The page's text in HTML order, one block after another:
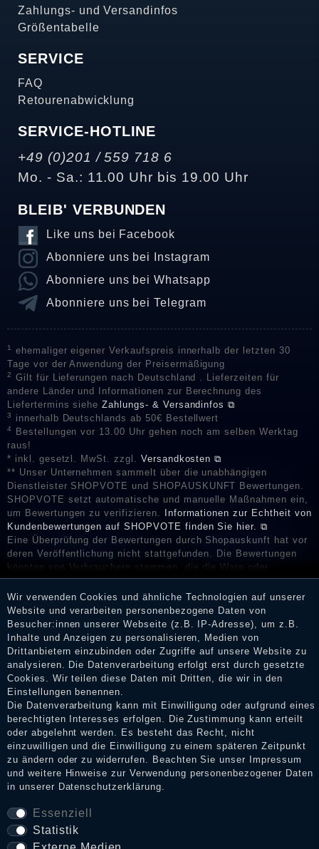
Zahlungs- und Versandinfos
Größentabelle
SERVICE
FAQ
Retourenabwicklung
SERVICE-HOTLINE
+49 (0)201 / 559 718 6
Mo. - Sa.: 11.00 Uhr bis 19.00 Uhr
BLEIB' VERBUNDEN
Like uns bei Facebook
Abonniere uns bei Instagram
Abonniere uns bei Whatsapp
Abonniere uns bei Telegram
1
ehemaliger eigener Verkaufspreis innerhalb der letzten 30
Tage vor der Anwendung der Preisermäßigung
2
Gilt für Lieferungen nach Deutschland . Lieferzeiten für
andere Länder und Informationen zur Berechnung des
Liefertermins sieheZahlungs- & Versandinfos ⧉
3 innerhalb Deutschlands ab 50€ Bestellwert
4
Bestellungen vor 13.00 Uhr gehen noch am selben Werktag
raus!
* inkl. gesetzl. MwSt. zzgl. Versandkosten ⧉
** Unser Unternehmen sammelt über die unabhängigen
Dienstleister SHOPVOTE und SHOPAUSKUNFT Bewertungen.
SHOPVOTE setzt automatische und manuelle Maßnahmen ein,
um Bewertungen zu verifizieren.
Informationen zur Echtheit von
Kundenbewertungen auf SHOPVOTE finden Sie hier. ⧉
Eine Überprüfung der Bewertungen durch Shopauskunft hat vor
deren Veröffentlichung nicht stattgefunden. Die Bewertungen
könnten von Verbrauchern stammen, die die Ware oder
Dienstleistungen gar nicht erworben oder genutzt haben. Nach
Erhalt einer Benachrichtigungs-E-Mail können Händler die
Bewertungen verifizieren und über die erfolgte Verifizierung im
Shop informieren.
Impressum
Daten­schutz­erklärung
AGB
Widerrufs­recht
Wir verwenden Cookies und ähnliche Technologien auf unserer
Website und verarbeiten personenbezogene Daten von
Besucher:innen unserer Webseite (z.B. IP-Adresse), um z.B.
Inhalte und Anzeigen zu personalisieren, Medien von
Drittanbietern einzubinden oder Zugriffe auf unsere Website zu
analysieren. Die Datenverarbeitung erfolgt erst durch gesetzte
Cookies. Wir teilen diese Daten mit Dritten, die wir in den
Einstellungen benennen.
Die Datenverarbeitung kann mit Einwilligung oder aufgrund eines
berechtigten Interesses erfolgen. Die Zustimmung kann erteilt
oder abgelehnt werden. Es besteht das Recht, nicht
einzuwilligen und die Einwilligung zu einem späteren Zeitpunkt
zu ändern oder zu widerrufen. Beachten Sie unser
Impressum
und weitere Hinweise zur Verwendung personenbezogener Daten
in unserer Daten­schutz­erklärung.
Essenziell
Statistik